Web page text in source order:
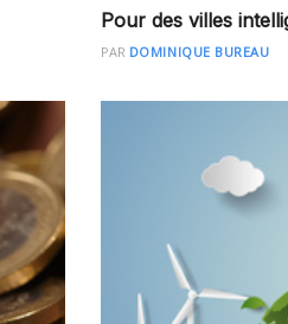
Pour des villes
PAR DOMINIQUE BUREAU